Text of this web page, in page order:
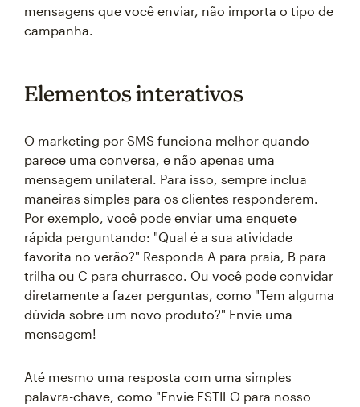
mensagens que você enviar, não importa o tipo de
campanha.
Elementos interativos
O marketing por SMS funciona melhor quando
parece uma conversa, e não apenas uma
mensagem unilateral. Para isso, sempre inclua
maneiras simples para os clientes responderem.
Por exemplo, você pode enviar uma enquete
rápida perguntando: "Qual é a sua atividade
favorita no verão?" Responda A para praia, B para
trilha ou C para churrasco. Ou você pode convidar
diretamente a fazer perguntas, como "Tem alguma
dúvida sobre um novo produto?" Envie uma
mensagem!
Até mesmo uma resposta com uma simples
palavra-chave, como "Envie ESTILO para nosso